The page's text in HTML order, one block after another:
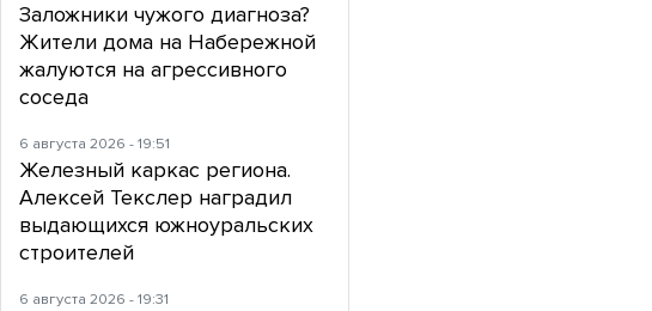
Заложники чужого диагноза?
Жители дома на Набережной
жалуются на агрессивного
соседа
6 августа 2026 - 19:51
Железный каркас региона.
Алексей Текслер наградил
выдающихся южноуральских
строителей
6 августа 2026 - 19:31